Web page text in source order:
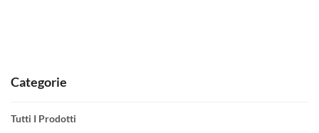
Categorie
Tutti I Prodotti